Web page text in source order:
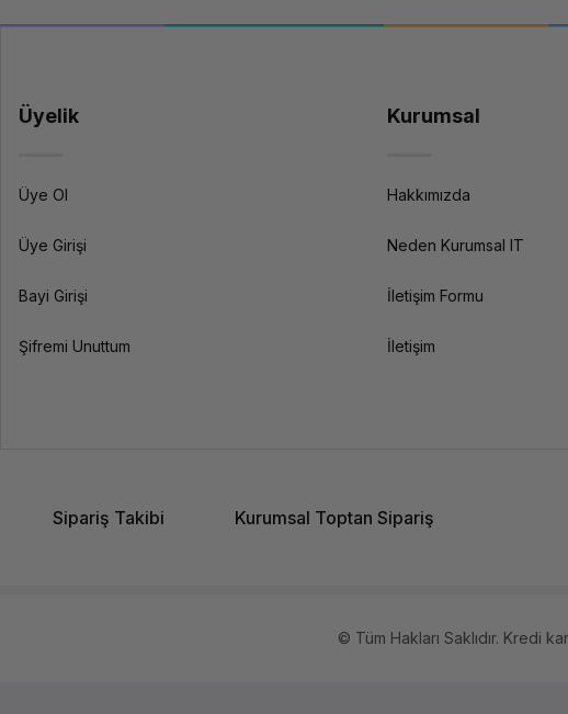
Üyelik
Üye Ol
Üye Girişi
Bayi Girişi
Şifremi Unuttum
Kurumsal
Hakkımızda
Neden Kurumsal IT
İletişim Formu
İletişim
Sipariş Takibi Kurumsal Toptan Sipariş
© Tüm Hakları Saklıdır. Kredi